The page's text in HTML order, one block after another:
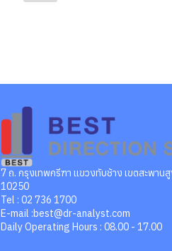
7 ถ. กรุงเทพกรีฑา แขวงทับช้าง เขตสะพาน
10250
Tel : 02 736 1700
E-mail :best@dr-analyst.com
Daily Operating Hours : 08.00 - 17.00